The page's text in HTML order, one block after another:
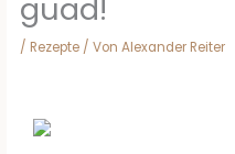
guad!
/ Rezepte / VonAlexander Reiter